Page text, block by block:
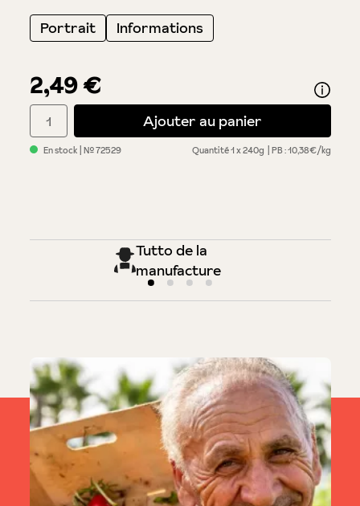
2,49 €
Portrait
Informations
En stock | №72529 Quantité1 x 240g PB : 10,38€/kg
Quantité de produit : Entrez la quantité souhaitée ou utilisez
Ajouter au panier
Tutto de la
manufacture